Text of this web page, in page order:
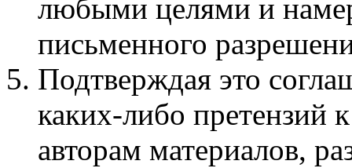
любыми целями и
письменного
Подтверждая это
каких-либо претензий
авторам материалов,